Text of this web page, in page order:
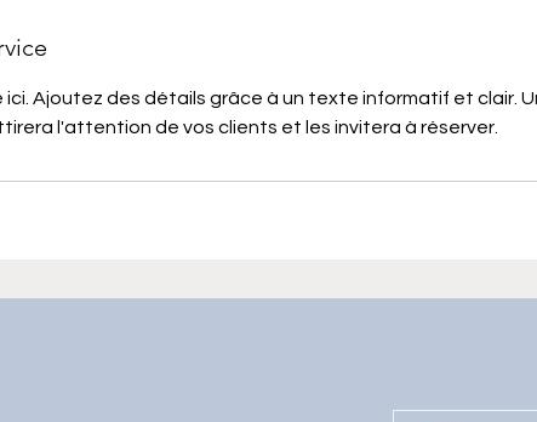
ici. Ajoutez des détails grâce à un texte informatif et clair.
l'attention de vos clients et les invitera à réserver.